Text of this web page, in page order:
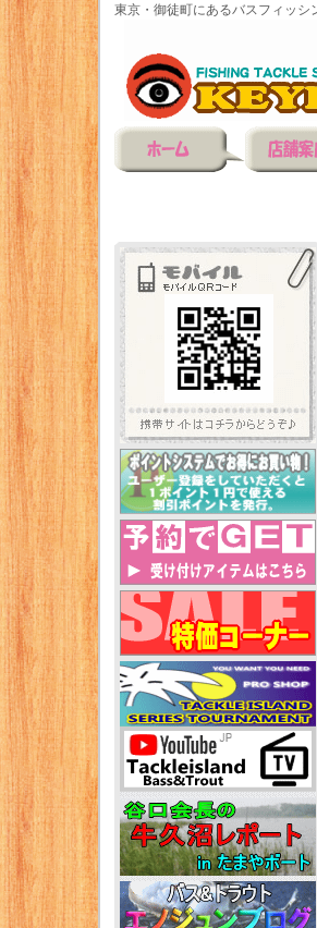
東京・御徒町にあるバスフィッ